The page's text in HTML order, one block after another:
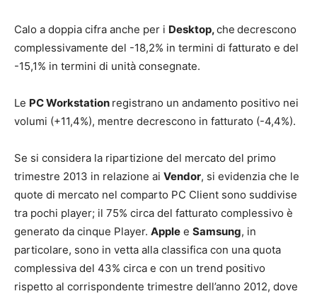
Calo a doppia cifra anche per i Desktop,che decrescono
complessivamente del -18,2% in termini di fatturato e del
-15,1% in termini di unità consegnate.
Le PC Workstation registrano un andamento positivo nei
volumi (+11,4%), mentre decrescono in fatturato (-4,4%).
Se si considera la ripartizione del mercato del primo
trimestre 2013 in relazione ai Vendor, si evidenzia che le
quote di mercato nel comparto PC Client sono suddivise
tra pochi player; il 75% circa del fatturato complessivo è
generato da cinque Player. Apple e Samsung, in
particolare, sono in vetta alla classifica con una quota
complessiva del 43% circa e con un trend positivo
rispetto al corrispondente trimestre dell’anno 2012, dove